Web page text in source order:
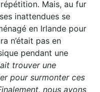
Mais, au fur
inattendues se
en Irlande pour
n’était pas en
pendant une
trouver une
pour surmonter ces
nous avons